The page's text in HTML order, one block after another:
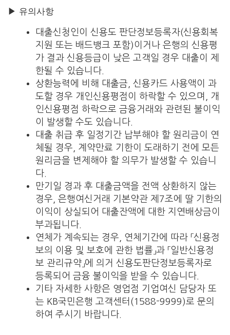
▶ 유의사항
대출신청인이 신용도 판단정보등록자(신용회복
지원 또는 배드뱅크 포함)이거나 은행의 신용평
가 결과 신용등급이 낮은 고객일 경우 대출이 제
한될 수 있습니다.
상환능력에 비해 대출금, 신용카드 사용액이 과
도할 경우 개인신용평점이 하락할 수 있으며, 개
인신용평점 하락으로 금융거래와 관련된 불이익
이 발생할 수도 있습니다.
대출 취급 후 일정기간 납부해야 할 원리금이 연
체될 경우, 계약만료 기한이 도래하기 전에 모든
원리금을 변제해야 할 의무가 발생할 수 있습니
다.
만기일 경과 후 대출금액을 전액 상환하지 않는
경우, 은행여신거래 기본약관 제7조에 딸 기한의
이익이 상실되어 대출잔액에 대한 지연배상금이
부과됩니다.
연체가 계속되는 경우, 연체기간에 따라 「신용정
보의 이용 및 보호에 관한 법률」과 「일반신용정
보 관리규약」에 의거 신용도판단정보등록자로
등록되어 금융 불이익을 받을 수 있습니다.
기타 자세한 사항은 영업점 기업여신 담당자 또
는 KB국민은행 고객센터(1588-9999)로 문의
하여 주시기 바랍니다.